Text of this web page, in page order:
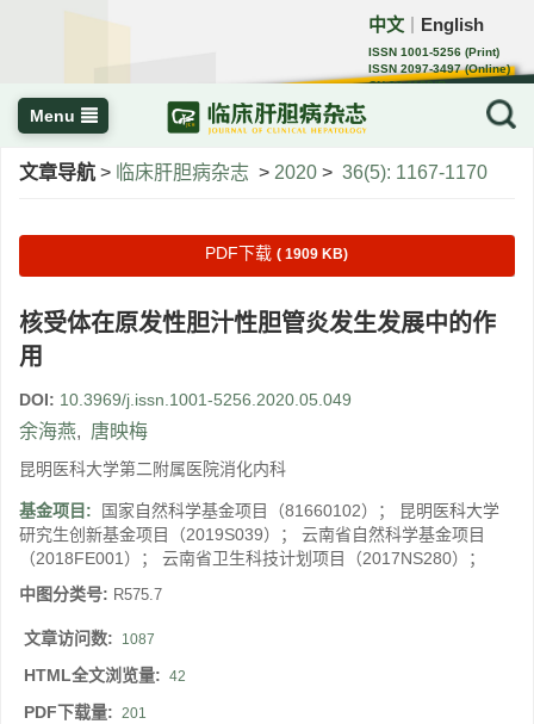
中文 English
ISSN 1001-5256 (Print)
ISSN 2097-3497 (Online)
CN 22-1108/R
Menu
文章导航 > 临床肝胆病杂志 > 2020 > 36(5): 1167-1170
PDF下载 ( 1909 KB)
核受体在原发性胆汁性胆管炎发生发展中的作
用
DOI: 10.3969/j.issn.1001-5256.2020.05.049
余海燕, 唐映梅
昆明医科大学第二附属医院消化内科
基金项目:
国家自然科学基金项目（81660102）； 昆明医科大学
研究生创新基金项目（2019S039）； 云南省自然科学基金项目
（2018FE001）； 云南省卫生科技计划项目（2017NS280）；
中图分类号: R575.7
文章访问数: 1087
HTML全文浏览量: 42
PDF下载量: 201